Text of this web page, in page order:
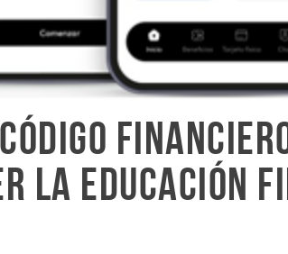
la educación